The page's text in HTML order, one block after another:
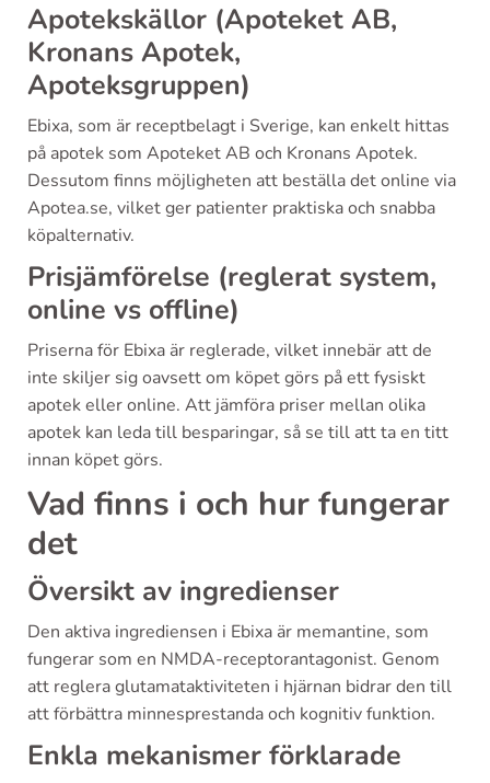
Apotekskällor (Apoteket AB,
Kronans Apotek,
Apoteksgruppen)
Ebixa, som är receptbelagt i Sverige, kan enkelt hittas
på apotek som Apoteket AB och Kronans Apotek.
Dessutom finns möjligheten att beställa det online via
Apotea.se, vilket ger patienter praktiska och snabba
köpalternativ.
Prisjämförelse (reglerat system,
online vs offline)
Priserna för Ebixa är reglerade, vilket innebär att de
inte skiljer sig oavsett om köpet görs på ett fysiskt
apotek eller online. Att jämföra priser mellan olika
apotek kan leda till besparingar, så se till att ta en titt
innan köpet görs.
Vad finns i och hur fungerar
det
Översikt av ingredienser
Den aktiva ingrediensen i Ebixa är memantine, som
fungerar som en NMDA-receptorantagonist. Genom
att reglera glutamataktiviteten i hjärnan bidrar den till
att förbättra minnesprestanda och kognitiv funktion.
Enkla mekanismer förklarade